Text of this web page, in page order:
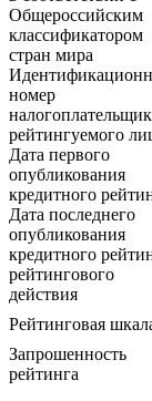
Общероссийским
классификатором
стран мира
номер
рейтингуемого
Дата первого
опубликования
кредитного
Дата последнего
опубликования
кредитного
рейтингового
действия
Рейтинговая
Запрошенность
рейтинга